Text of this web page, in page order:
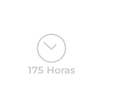
175 Horas